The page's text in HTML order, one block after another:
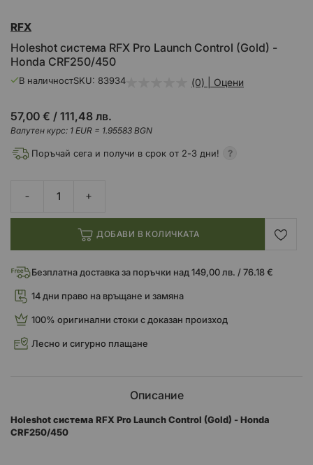
към
на
галерия
със
Holeshot система RFX Pro Launch Control (Gold) -
Honda CRF250/450
RFX
В наличностSKU 83934 (0) | Оцени
57,00 € / 111,48 лв.
Валутен курс: 1 EUR = 1.95583 BGN
Поръчай сега и получи в срок от 2-3 дни!
ДОБАВИ В КОЛИЧКАТА
Безплатна доставка за поръчки над 149,00 лв. / 76.18 €
14 дни право на връщане и замяна
100% оригинални стоки с доказан произход
Лесно и сигурно плащане
Описание
Holeshot система RFX Pro Launch Control (Gold) - Honda
CRF250/450